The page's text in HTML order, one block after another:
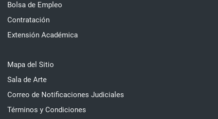
Bolsa de Empleo
Contratación
Extensión Académica
Mapa del Sitio
Sala de Arte
Correo de Notificaciones Judiciales
Términos y Condiciones